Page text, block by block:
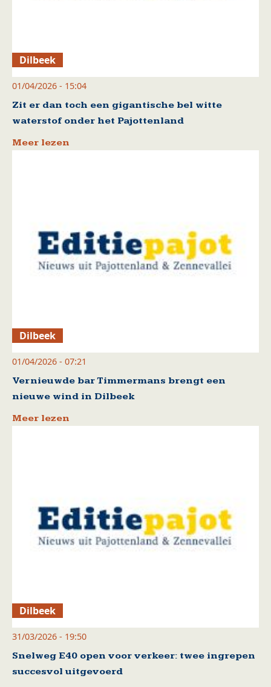
Dilbeek
01/04/2026 - 15:04
Zit er dan toch een gigantische bel witte
waterstof onder het Pajottenland
Meer lezen
Dilbeek
01/04/2026 - 07:21
Vernieuwde bar Timmermans brengt een
nieuwe wind in Dilbeek
Meer lezen
Dilbeek
31/03/2026 - 19:50
Snelweg E40 open voor verkeer: twee ingrepen
succesvol uitgevoerd